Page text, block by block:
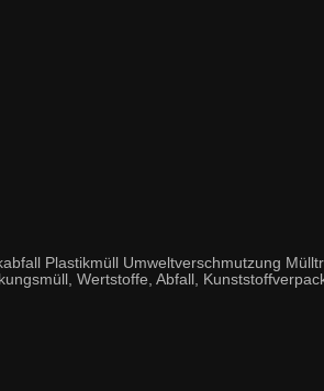
Plastikmüll Umweltverschmutzung
Wertstoffe, Abfall,